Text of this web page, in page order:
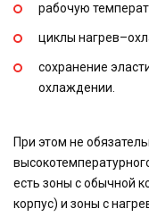
рабочую
циклы
сохранение
охлаждении.
При этом не
есть зоны с обычной
корпус) и зоны с